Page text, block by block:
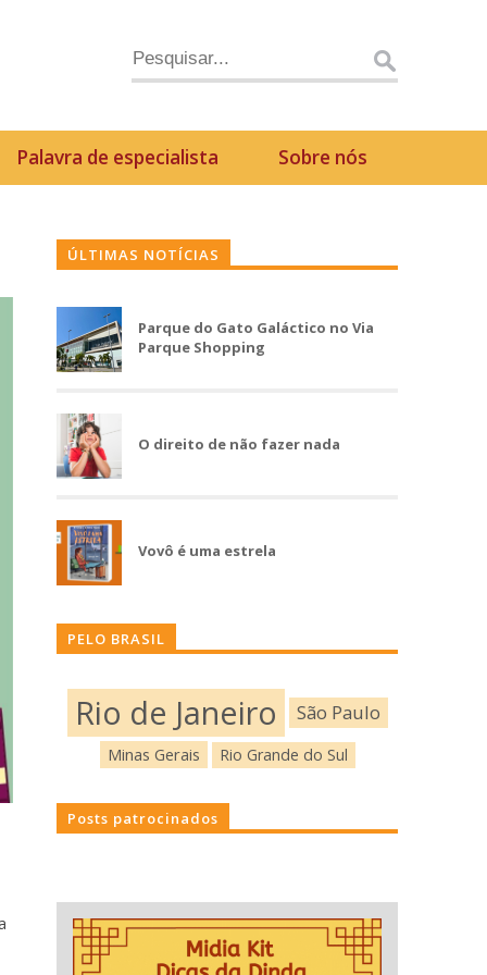
Palavra de especialista Sobre nós
ÚLTIMAS NOTÍCIAS
Parque do Gato Galáctico no Via
Parque Shopping
O direito de não fazer nada
Vovô é uma estrela
PELO BRASIL
Rio de Janeiro São Paulo
Minas Gerais Rio Grande do Sul
Posts patrocinados